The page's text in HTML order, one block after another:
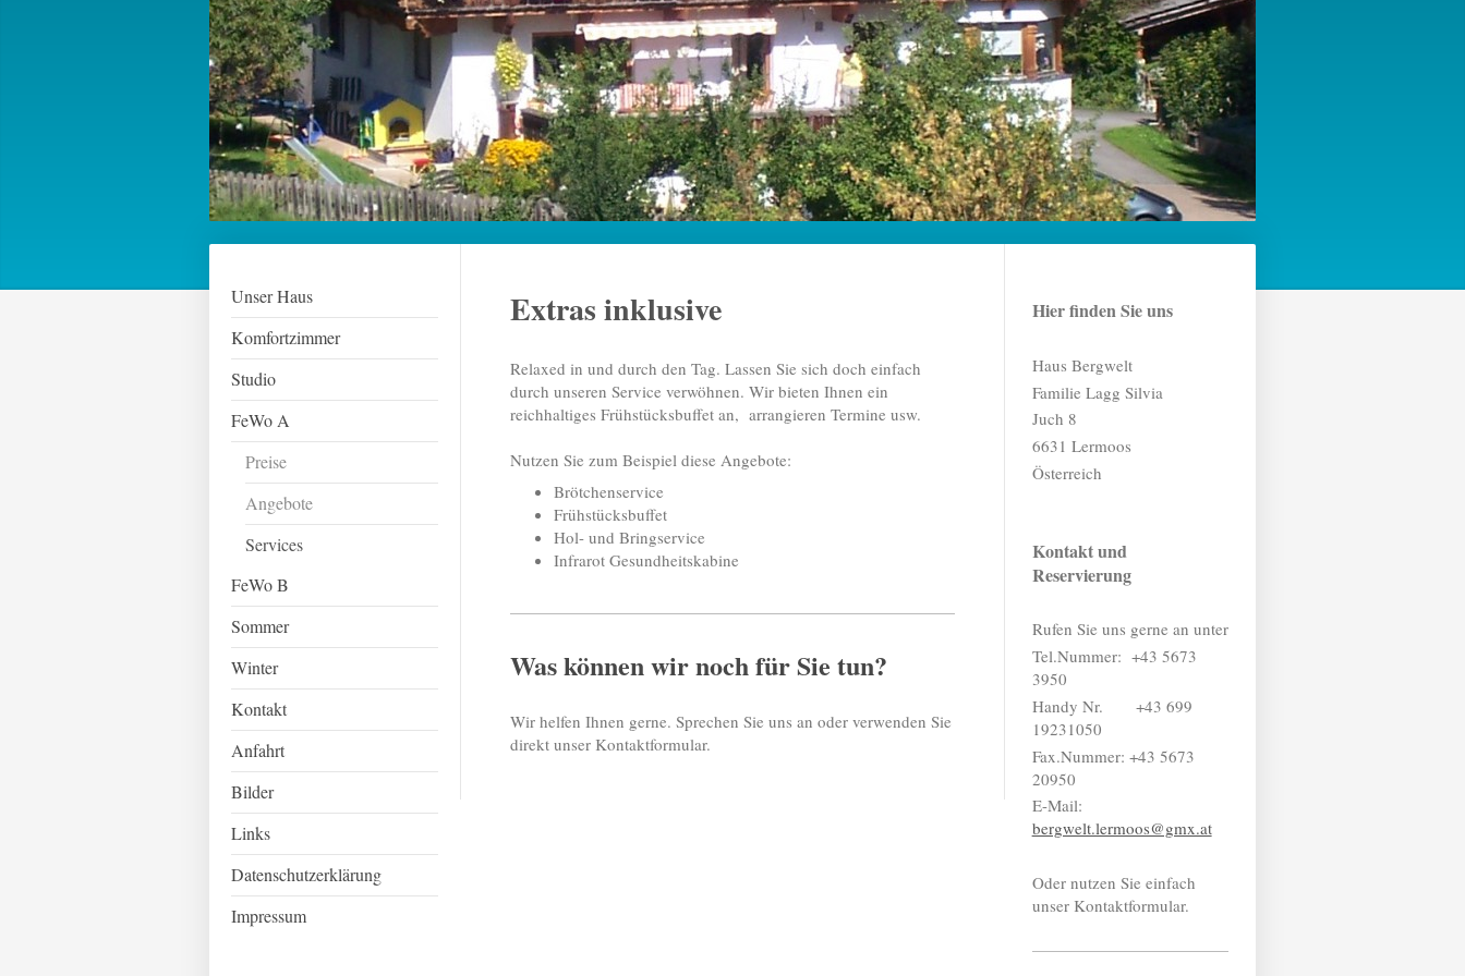
Unser Haus
Komfortzimmer
Studio
FeWo A
Preise
Angebote
Services
FeWo B
Sommer
Winter
Kontakt
Anfahrt
Bilder
Links
Datenschutzerklärung
Impressum
Extras inklusive
Relaxed in und durch den Tag. Lassen Sie sich doch einfach
durch unseren Service verwöhnen. Wir bieten Ihnen ein
reichhaltiges Frühstücksbuffet an, arrangieren Termine usw.
Nutzen Sie zum Beispiel diese Angebote:
Brötchenservice
Frühstücksbuffet
Hol- und Bringservice
Infrarot Gesundheitskabine
Was können wir noch für Sie tun?
Wir helfen Ihnen gerne. Sprechen Sie uns an oder verwenden Sie
direkt unser Kontaktformular.
Hier finden Sie uns
Haus Bergwelt
Familie Lagg Silvia
Juch 8
6631 Lermoos
Österreich
Kontakt und
Reservierung
Rufen Sie uns gerne an unter
Tel.Nummer: +43 5673
3950
Handy Nr. +43 699
19231050
Fax.Nummer: +43 5673
20950
E-Mail:
bergwelt.lermoos@gmx.at
Oder nutzen Sie einfach
unser Kontaktformular.